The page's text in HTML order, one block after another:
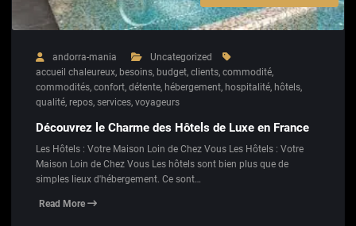
andorra-mania
Uncategorized
accueil chaleureux, besoins, budget, clients, commodité,
commodités, confort, détente, hébergement, hospitalité, hôtels,
qualité, repos, services, voyageurs
Découvrez le Charme des Hôtels de Luxe en France
Les Hôtels : Votre Maison Loin de Chez Vous Les Hôtels : Votre
Maison Loin de Chez Vous Les hôtels sont bien plus que de
simples lieux d'hébergement. Ce sont…
Read More